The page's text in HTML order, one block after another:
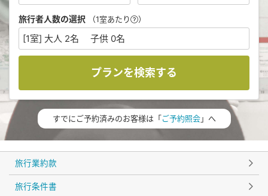
旅行者人数の選択 （1室あたり ）
[1室] 大人 2名 子供 0名
プランを検索する
すでにご予約済みのお客様は「ご予約照会」へ
旅行業約款
旅行条件書